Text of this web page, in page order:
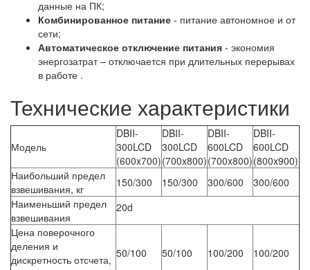
данные на ПК;
Комбинированное питание - питание автономное и от
сети;
Автоматическое отключение питания - экономия
энергозатрат – отключается при длительных перерывах
в работе .
Технические характеристики
Модель
DBII-
300LCD
(600x700)
DBII-
300LCD
(700x800)
DBII-
600LCD
(700x800)
DBII-
600LCD
(800x900)
Наибольший предел
взвешивания, кг
150/300 150/300 300/600
300/600
Наименьший предел
взвешивания
20d
Цена поверочного
деления и
дискретность отсчета, 50/100 50/100 100/200 100/200